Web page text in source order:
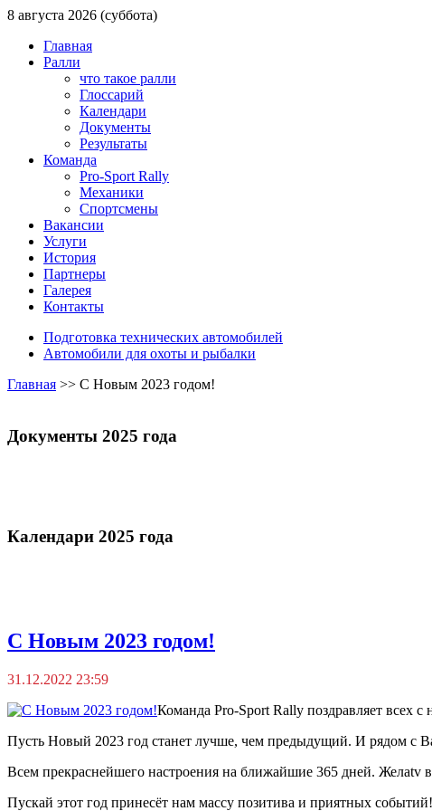
8 августа 2026 (суббота)
Главная
Ралли
что такое ралли
Глоссарий
Календари
Документы
Результаты
Команда
Pro-Sport Rally
Механики
Спортсмены
Вакансии
Услуги
История
Партнеры
Галерея
Контакты
Подготовка технических автомобилей
Автомобили для охоты и рыбалки
Главная >> С Новым 2023 годом!
Документы 2025 года
Календари 2025 года
С Новым 2023 годом!
31.12.2022 23:59
Команда Pro-Sport Rally поздравляет всех
Пусть Новый 2023 год станет лучше, чем предыдущий. И рядом с
Всем прекраснейшего настроения на ближайшие 365 дней. Желаtv
Пускай этот год принесёт нам массу позитива и приятных